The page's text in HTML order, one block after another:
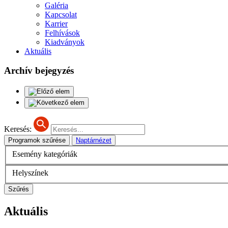
Galéria
Kapcsolat
Karrier
Felhívások
Kiadványok
Aktuális
Archív bejegyzés
Keresés:
Programok szűrése Naptárnézet
Esemény kategóriák
Helyszínek
Szűrés
Aktuális